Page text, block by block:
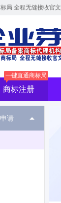
局 全程无缝接收官文
商标注册
一键直通商标局
请